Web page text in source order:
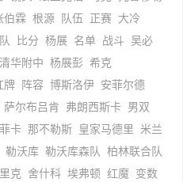
伯霖 根源 队伍 正赛 大冷
比分 杨展 名单 战斗 吴必
清华附中 杨展彭 希克
牌 阵容 博斯洛伊 安菲尔德
萨尔布吕肯 弗朗西斯卡 男双
卡 那不勒斯 皇家马德里 米兰
勒沃库 勒沃库森队 柏林联合队
克 舍什科 埃弗顿 红魔 变数